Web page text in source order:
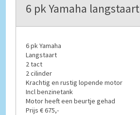
6 pk Yamaha langstaart
6 pk Yamaha
Langstaart
2 tact
2 cilinder
Krachtig en rustig lopende motor
Incl benzinetank
Motor heeft een beurtje gehad
Prijs € 675,-